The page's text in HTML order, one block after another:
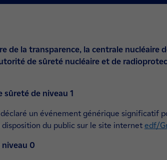
de la transparence, la centrale nucléaire
de sûreté nucléaire et de
sûreté de niveau 1
un événement générique significatif
disposition du public sur le site internet edf/
niveau 0